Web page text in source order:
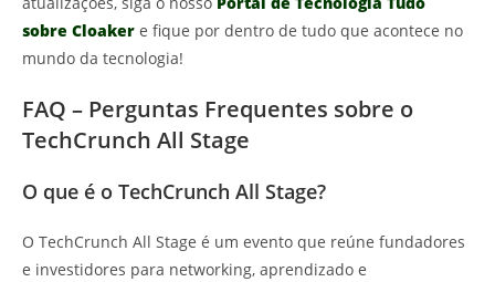
sobre Cloaker e fique por dentro de tudo que acontece no
mundo da tecnologia!
FAQ – Perguntas Frequentes sobre o
TechCrunch All Stage
O que é o TechCrunch All Stage?
O TechCrunch All Stage é um evento que reúne fundadores
e investidores para networking, aprendizado e